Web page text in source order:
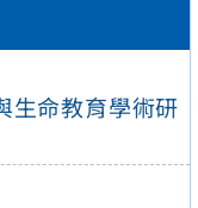
生命教育學術研